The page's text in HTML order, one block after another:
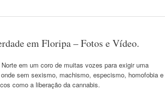
em Floripa – Fotos e Vídeo.
em um coro de muitas vozes para exigir uma
sem sexismo, machismo, especismo, homofobia e
como a liberação da cannabis.